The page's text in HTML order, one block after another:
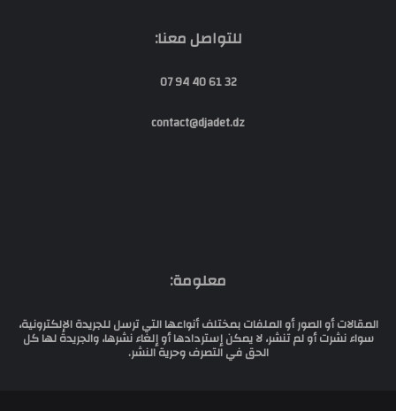
للتواصل معنا:
32 61 40 94 07
contact@djadet.dz
معلومة:
المقالات أو الصور أو الملفات بمختلف أنواعها التي ترسل للجريدة الإلكترونية،
سواء نشرت أو لم تنشر، لا يمكن إستردادها أو إلغاء نشرها، والجريدة لها كل
الحق في التصرف وحرية النشر.